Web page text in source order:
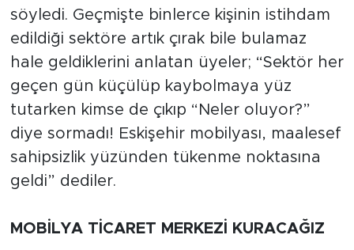
söyledi. Geçmişte binlerce kişinin istihdam
edildiği sektöre artık çırak bile bulamaz
hale geldiklerini anlatan üyeler; “Sektör her
geçen gün küçülüp kaybolmaya yüz
tutarken kimse de çıkıp “Neler oluyor?”
diye sormadı! Eskişehir mobilyası, maalesef
sahipsizlik yüzünden tükenme noktasına
geldi” dediler.
MOBİLYA TİCARET MERKEZİ KURACAĞIZ